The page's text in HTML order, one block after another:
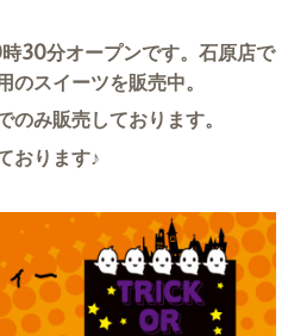
30分オープンです。石原店で
のスイーツを販売中。
のみ販売しております。
おります♪